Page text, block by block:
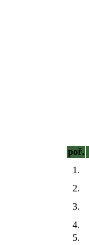
poř.
1.
2.
3.
4.
5.